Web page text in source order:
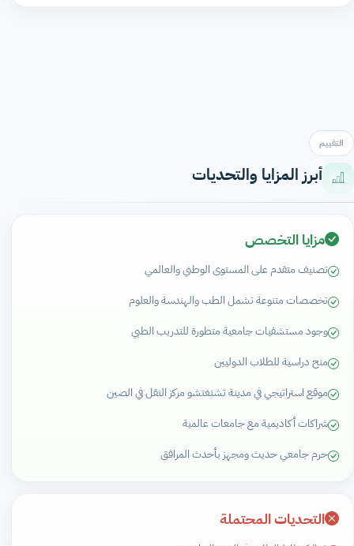
التقييم
أبرز المزايا والتحديات
مزايا التخصص
تصنيف متقدم على المستوى الوطني والعالمي
تخصصات متنوعة تشمل الطب والهندسة والعلوم
وجود مستشفيات جامعية متطورة للتدريب الطبي
منح دراسية للطلاب الدوليين
موقع استراتيجي في مدينة تشنغتشو مركز النقل في الصين
شراكات أكاديمية مع جامعات عالمية
حرم جامعي حديث ومجهز بأحدث المرافق
التحديات المحتملة